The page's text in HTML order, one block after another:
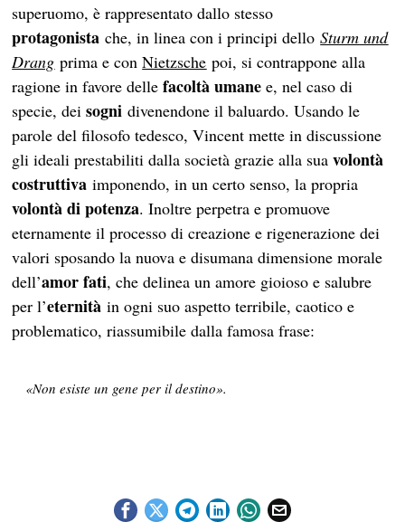
superuomo, è rappresentato dallo stesso
protagonistache, in linea con i principi delloSturm und
Drang prima e conNietzsche poi, si contrappone alla
ragione in favore dellefacoltà umane e, nel caso di
specie, deisognidivenendone il baluardo. Usando le
parole del filosofo tedesco, Vincent mette in discussione
gli ideali prestabiliti dalla società grazie alla suavolontà
costruttivaimponendo, in un certo senso, la propria
volontà di potenza. Inoltre perpetra e promuove
eternamente il processo di creazione e rigenerazione dei
valori sposando la nuova e disumana dimensione morale
dell’amor fati, che delinea un amore gioioso e salubre
per l’eternità in ogni suo aspetto terribile, caotico e
problematico, riassumibile dalla famosa frase:
«Non esiste un gene per il destino».